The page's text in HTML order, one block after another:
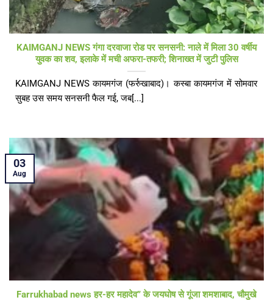
KAIMGANJ NEWS गंगा दरवाजा रोड पर सनसनी: नाले में मिला 30 वर्षीय
युवक का शव, इलाके में मची अफरा-तफरी; शिनाख्त में जुटी पुलिस
KAIMGANJ NEWS कायमगंज (फर्रुखाबाद)। कस्बा कायमगंज में सोमवार
सुबह उस समय सनसनी फैल गई, जब[...]
Farrukhabad news हर-हर महादेव” के जयघोष से गूंजा शमशाबाद, चौमुखे
03
Aug